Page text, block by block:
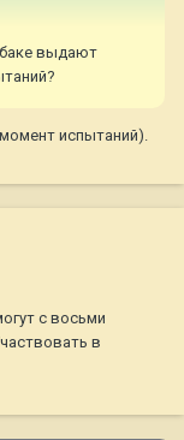
выдают
испытаний).
с восьми
в